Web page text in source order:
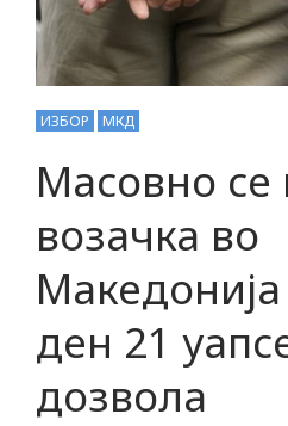
ИЗБОР МКД
Масовно се
возачка во
ден 21
дозвола